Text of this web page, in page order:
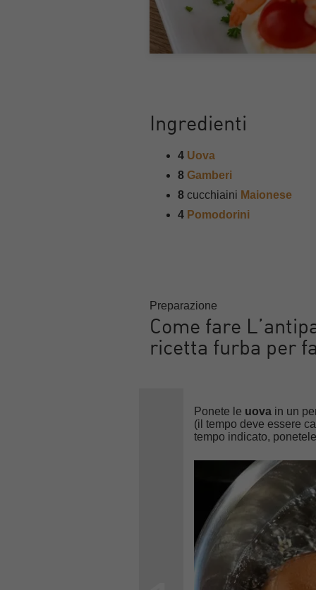
Ingredienti
4 Uova
8 Gamberi
8 cucchiaini Maionese
4 Pomodorini
Preparazione
Come fare
ricetta furba per
Ponete le uova in un
(il tempo deve essere
tempo indicato,